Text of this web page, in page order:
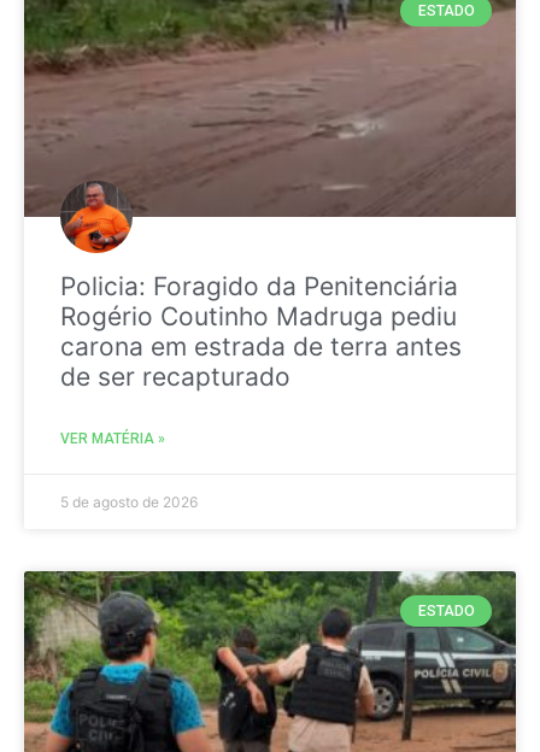
ESTADO
Policia: Foragido da Penitenciária
Rogério Coutinho Madruga pediu
carona em estrada de terra antes
de ser recapturado
VER MATÉRIA »
5 de agosto de 2026
ESTADO